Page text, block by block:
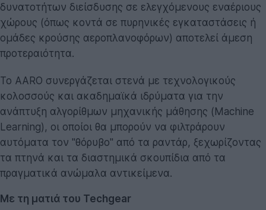
δυνατοτήτων διείσδυσης σε ελεγχόμενους εναέριους
χώρους (όπως κοντά σε πυρηνικές εγκαταστάσεις ή
ομάδες κρούσης αεροπλανοφόρων) αποτελεί άμεση
προτεραιότητα.
Το AARO συνεργάζεται στενά με τεχνολογικούς
κολοσσούς και ακαδημαϊκά ιδρύματα για την
ανάπτυξη αλγορίθμων μηχανικής μάθησης (Machine
Learning), οι οποίοι θα μπορούν να φιλτράρουν
αυτόματα τον "θόρυβο" από τα ραντάρ, ξεχωρίζοντας
τα πτηνά και τα διαστημικά σκουπίδια από τα
πραγματικά ανώμαλα αντικείμενα.
Με τη ματιά του Techgear